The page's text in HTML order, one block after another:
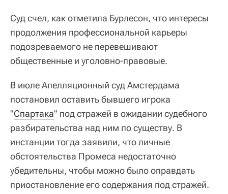
Суд счел, как отметила Бурлесон, что интересы
продолжения профессиональной карьеры
подозреваемого не перевешивают
общественные и уголовно-правовые.
В июле Апелляционный суд Амстердама
постановил оставить бывшего игрока
"Спартака" под стражей в ожидании судебного
разбирательства над ним по существу. В
инстанции тогда заявили, что личные
обстоятельства Промеса недостаточно
убедительны, чтобы можно было оправдать
приостановление его содержания под стражей.